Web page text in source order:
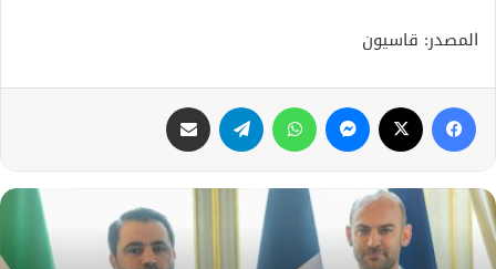
المصدر: قاسيون
فيسبوك ماسنجر واتساب تيلقرام